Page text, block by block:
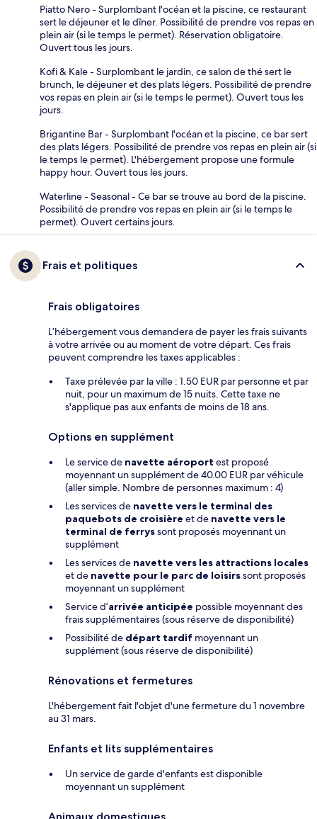
Piatto Nero - Surplombant l'océan et la piscine, ce restaurant
sert le déjeuner et le dîner. Possibilité de prendre vos repas en
plein air (si le temps le permet). Réservation obligatoire.
Ouvert tous les jours.
Kofi & Kale - Surplombant le jardin, ce salon de thé sert le
brunch, le déjeuner et des plats légers. Possibilité de prendre
vos repas en plein air (si le temps le permet). Ouvert tous les
jours.
Brigantine Bar - Surplombant l'océan et la piscine, ce bar sert
des plats légers. Possibilité de prendre vos repas en plein air (si
le temps le permet). L'hébergement propose une formule
happy hour. Ouvert tous les jours.
Waterline - Seasonal - Ce bar se trouve au bord de la piscine.
Possibilité de prendre vos repas en plein air (si le temps le
permet). Ouvert certains jours.
Frais et politiques
Frais obligatoires
L’hébergement vous demandera de payer les frais suivants
à votre arrivée ou au moment de votre départ. Ces frais
peuvent comprendre les taxes applicables :
Taxe prélevée par la ville : 1.50 EUR par personne et par
nuit, pour un maximum de 15 nuits. Cette taxe ne
s'applique pas aux enfants de moins de 18 ans.
Options en supplément
Le service de navette aéroport est proposé
moyennant un supplément de 40.00 EUR par véhicule
(aller simple. Nombre de personnes maximum : 4)
Les services de navette vers le terminal des
paquebots de croisière et de navette vers le
terminal de ferryssont proposés moyennant un
supplément
Les services de navette vers les attractions locales
et de navette pour le parc de loisirssont proposés
moyennant un supplément
Service d’arrivée anticipée possible moyennant des
frais supplémentaires (sous réserve de disponibilité)
Possibilité de départ tardif moyennant un
supplément (sous réserve de disponibilité)
Rénovations et fermetures
L'hébergement fait l'objet d'une fermeture du 1 novembre
au 31 mars.
Enfants et lits supplémentaires
Un service de garde d'enfants est disponible
moyennant un supplément